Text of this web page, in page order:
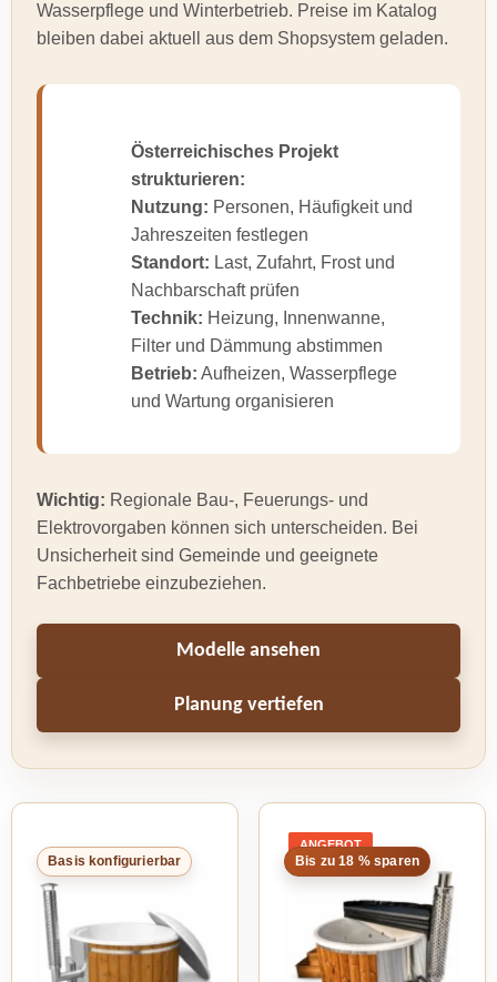
Wasserpflege und Winterbetrieb. Preise im Katalog
bleiben dabei aktuell aus dem Shopsystem geladen.
Österreichisches Projekt
strukturieren:
Nutzung: Personen, Häufigkeit und
Jahreszeiten festlegen
Standort: Last, Zufahrt, Frost und
Nachbarschaft prüfen
Technik: Heizung, Innenwanne,
Filter und Dämmung abstimmen
Betrieb: Aufheizen, Wasserpflege
und Wartung organisieren
Wichtig: Regionale Bau-, Feuerungs- und
Elektrovorgaben können sich unterscheiden. Bei
Unsicherheit sind Gemeinde und geeignete
Fachbetriebe einzubeziehen.
Modelle ansehen
Planung vertiefen
Basis konfigurierbar
ANGEBOTPRODUKT
IM
ANGEBOT
Bis zu 18 % sparen